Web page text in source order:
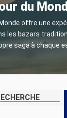
du
offre une
les bazars
saga à chaque